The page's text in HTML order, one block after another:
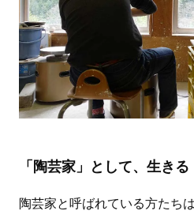
「陶芸家」として、生きる
陶芸家と呼ばれている方たち